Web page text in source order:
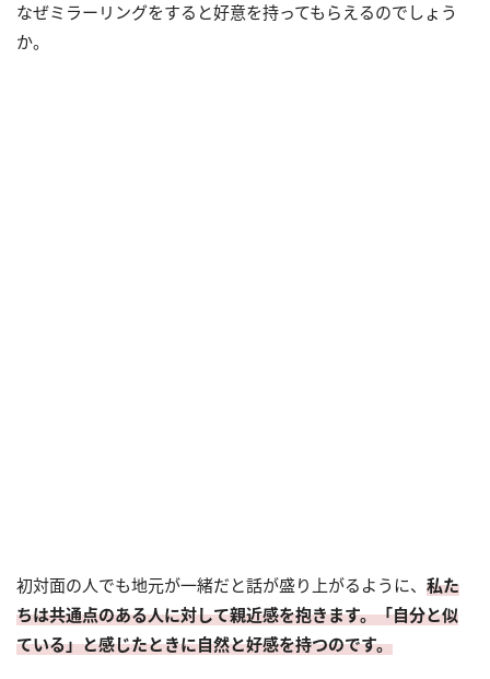
なぜミラーリングをすると好意を持ってもらえるのでしょう
か。
初対面の人でも地元が一緒だと話が盛り上がるように、 私た
ちは共通点のある人に対して親近感を抱きます。「自分と似
ている」と感じたときに自然と好感を持つのです。